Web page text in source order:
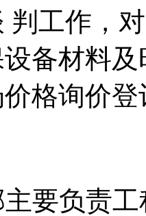
判工作，
备材料
格询价
负责工